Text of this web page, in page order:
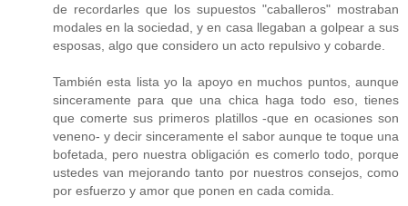
de recordarles que los supuestos "caballeros" mostraban
modales en la sociedad, y en casa llegaban a golpear a sus
esposas, algo que considero un acto repulsivo y cobarde.
También esta lista yo la apoyo en muchos puntos, aunque
sinceramente para que una chica haga todo eso, tienes
que comerte sus primeros platillos -que en ocasiones son
veneno- y decir sinceramente el sabor aunque te toque una
bofetada, pero nuestra obligación es comerlo todo, porque
ustedes van mejorando tanto por nuestros consejos, como
por esfuerzo y amor que ponen en cada comida.